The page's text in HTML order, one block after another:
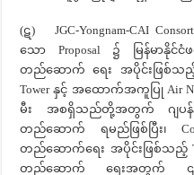
(ဋ) JGC-Yongnam-CAI
သော Proposal ၌ မြန်မာနို
တည်ဆောက် ရေး အပိုင်းဖြစ်သည့်
Tower နှင့် အထောက်အကူပြု Air
မီး အစရှိသည်တို့အတွက် ဂျပန်နို
တည်ဆောက် ရမည်ဖြစ်ပြီး၊
တည်ဆောက်ရေး အပိုင်းဖြစ်သည့်
တည်ဆောက် ရေးအတွက် ၎င်းတို့